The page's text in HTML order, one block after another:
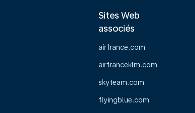
Sites Web
associés
airfrance.com
airfranceklm.com
skyteam.com
flyingblue.com